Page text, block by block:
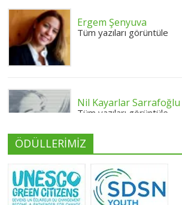
Ergem Şenyuva
Tüm yazıları görüntüle
Nil Kayarlar Sarrafoğlu
Tüm yazıları görüntüle
Yeliz Yılmaz
Tüm yazıları görüntüle
ÖDÜLLERİMİZ